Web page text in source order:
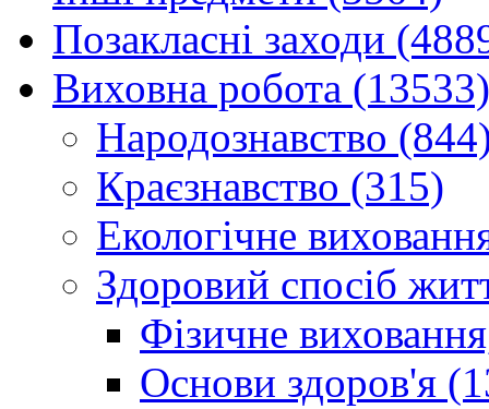
Позакласні заходи
Виховна робота (13533)
Народознавство
Краєзнавство (315)
Екологічне
Здоровий спосіб
Фізичне
Основи здоров'я